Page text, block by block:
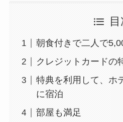
朝食付きで二人で
クレジットカードの
特典を利用して、ホ
に宿泊
部屋も満足